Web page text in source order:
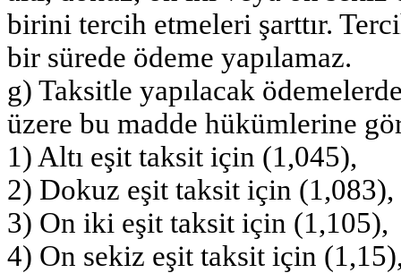
birini tercih etmeleri şarttır.
bir sürede ödeme yapılamaz.
g) Taksitle yapılacak
üzere bu madde hükümlerine
1) Altı eşit taksit için (1,045),
2) Dokuz eşit taksit için (1,083),
3) On iki eşit taksit için (1,105),
4) On sekiz eşit taksit için